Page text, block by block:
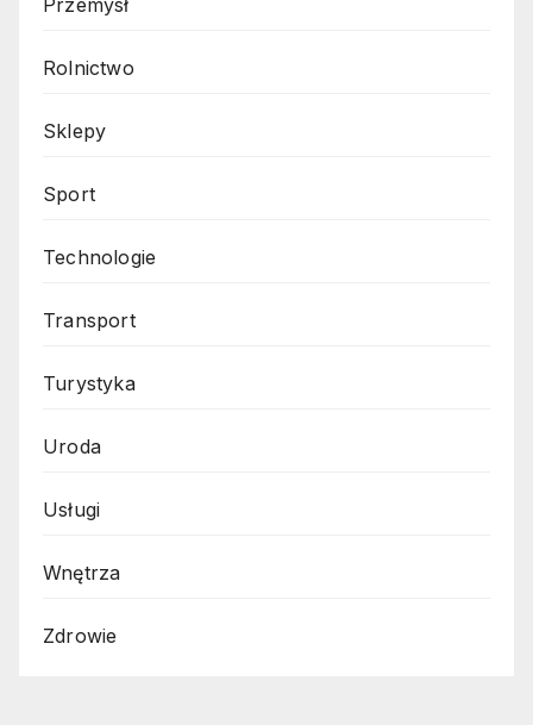
Rolnictwo
Sklepy
Sport
Technologie
Transport
Turystyka
Uroda
Usługi
Wnętrza
Zdrowie